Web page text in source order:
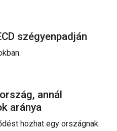
szégyenpadján
annál
aránya
hozhat egy országnak.